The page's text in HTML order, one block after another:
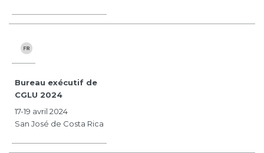
Bureau exécutif de
CGLU 2024
17-19 avril 2024
San José de Costa Rica